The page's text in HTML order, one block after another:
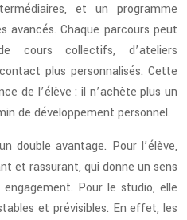
et un programme
avancés. Chaque parcours peut
cours collectifs, d’ateliers
plus personnalisés. Cette
de l’élève : il n’achète plus un
de développement personnel.
double avantage. Pour l’élève,
et rassurant, qui donne un sens
Pour le studio, elle
et prévisibles. En effet, les